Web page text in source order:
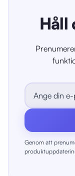
Håll
Genom att